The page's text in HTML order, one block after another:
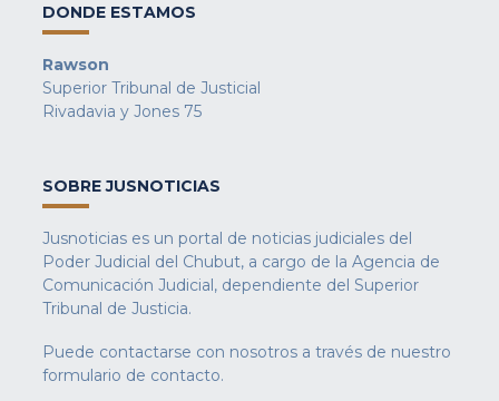
DONDE ESTAMOS
Rawson
Superior Tribunal de Justicial
Rivadavia y Jones 75
SOBRE JUSNOTICIAS
Jusnoticias es un portal de noticias judiciales del
Poder Judicial del Chubut, a cargo de la Agencia de
Comunicación Judicial, dependiente del Superior
Tribunal de Justicia.
Puede contactarse con nosotros a través de nuestro
formulario de contacto.